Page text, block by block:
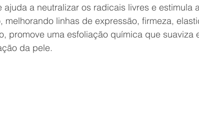
a neutralizar os radicais livres e estimula
linhas de expressão, firmeza,
promove uma esfoliação química que suaviza
da pele.